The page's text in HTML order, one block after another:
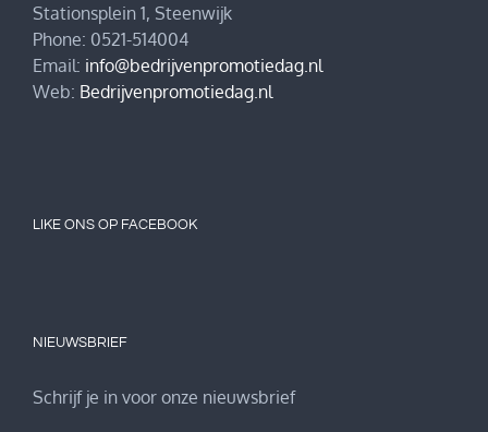
Stationsplein 1, Steenwijk
Phone: 0521-514004
Email: info@bedrijvenpromotiedag.nl
Web: Bedrijvenpromotiedag.nl
LIKE ONS OP FACEBOOK
NIEUWSBRIEF
Schrijf je in voor onze nieuwsbrief